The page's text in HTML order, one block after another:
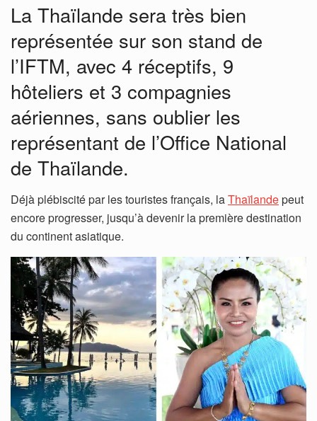
La Thaïlande sera très bien
représentée sur son stand de
l’IFTM, avec 4 réceptifs, 9
hôteliers et 3 compagnies
aériennes, sans oublier les
représentant de l’Office National
de Thaïlande.
Déjà plébiscité par les touristes français, laThaïlandepeut
encore progresser, jusqu’à devenir la première destination
du continent asiatique.